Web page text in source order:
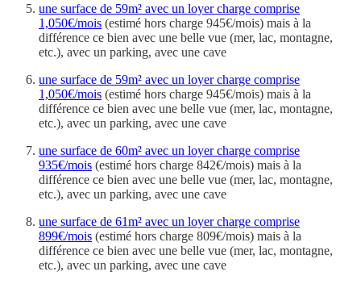
une surface de 59m² avec un loyer charge comprise
1,050€/mois (estimé hors charge 945€/mois) mais à la
différence ce bien avec une belle vue (mer, lac, montagne,
etc.), avec un parking, avec une cave
une surface de 59m² avec un loyer charge comprise
1,050€/mois (estimé hors charge 945€/mois) mais à la
différence ce bien avec une belle vue (mer, lac, montagne,
etc.), avec un parking, avec une cave
une surface de 60m² avec un loyer charge comprise
935€/mois (estimé hors charge 842€/mois) mais à la
différence ce bien avec une belle vue (mer, lac, montagne,
etc.), avec un parking, avec une cave
une surface de 61m² avec un loyer charge comprise
899€/mois (estimé hors charge 809€/mois) mais à la
différence ce bien avec une belle vue (mer, lac, montagne,
etc.), avec un parking, avec une cave